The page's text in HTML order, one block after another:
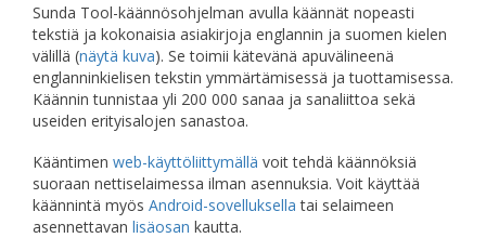
Sunda Tool-käännösohjelman avulla käännät nopeasti
tekstiä ja kokonaisia asiakirjoja englannin ja suomen kielen
välillä (näytä kuva). Se toimii kätevänä apuvälineenä
englanninkielisen tekstin ymmärtämisessä ja tuottamisessa.
Käännin tunnistaa yli 200 000 sanaa ja sanaliittoa sekä
useiden erityisalojen sanastoa.
Kääntimen web-käyttöliittymällä voit tehdä käännöksiä
suoraan nettiselaimessa ilman asennuksia. Voit käyttää
käännintä myös Android-sovelluksella tai selaimeen
asennettavan lisäosan kautta.